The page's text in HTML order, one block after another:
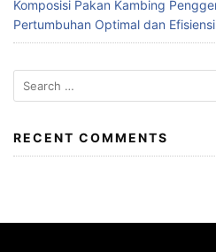
Komposisi Pakan Kambing
Pertumbuhan Optimal dan
Search
for:
RECENT COMMENTS